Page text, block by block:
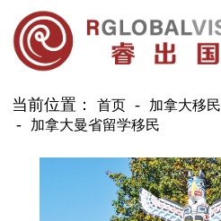
当前位置： 首页 加拿大移民
加拿大曼省留学移民